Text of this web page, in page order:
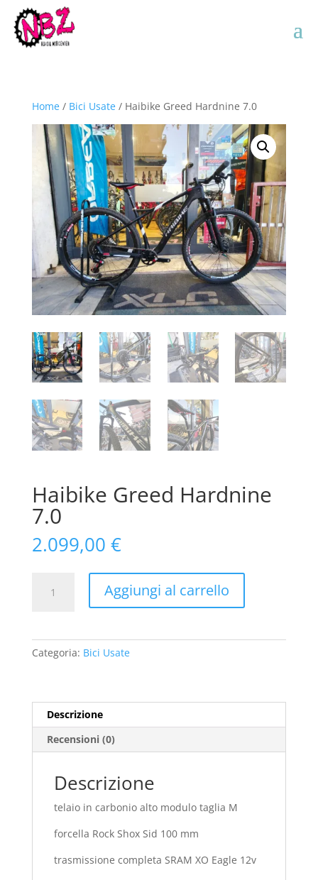
Home/ Bici Usate/ Haibike Greed Hardnine 7.0
Haibike Greed Hardnine
7.0
2.099,00 €
Greed
Aggiungi al carrello
Categoria: Bici Usate
Descrizione
Recensioni (0)
Descrizione
telaio in carbonio alto modulo taglia M
forcella Rock Shox Sid 100 mm
trasmissione completa SRAM XO Eagle 12v